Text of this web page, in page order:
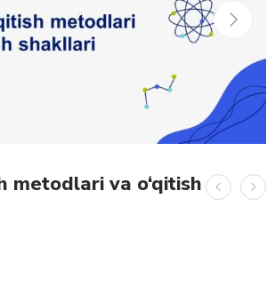
metodlari va o‘qitish